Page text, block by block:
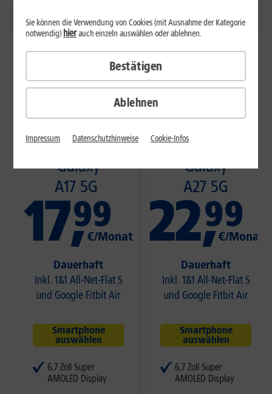
MIT GOOGLE
Galaxy
A17 5G
17,
99
€/Monat
Dauerhaft
Inkl. 1&1 All-Net-Flat S
und Google Fitbit Air
Smartphone
auswählen
6,7 Zoll Super
AMOLED Display
MIT GOOGLE
Galaxy
A27 5G
22,
99
€/Monat
Dauerhaft
Inkl. 1&1 All-Net-Flat S
und Google Fitbit Air
Smartphone
auswählen
6,7 Zoll Super
AMOLED Display
Ablehnen
Sie können die Verwendung von Cookies (mit Ausnahme der Kategorie
notwendig)hierauch einzeln auswählen oder ablehnen.
Bestätigen
Impressum Datenschutzhinweise Cookie-Infos